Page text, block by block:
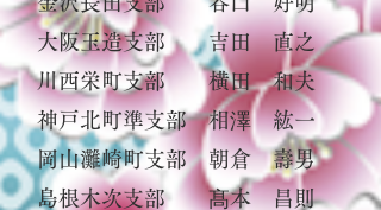
大阪玉造支部 吉田 直之
川西栄町支部 横田 和夫
神戸北町準支部 相澤 紘一
岡山灘崎町支部 朝倉 壽男
島根木次支部 髙本 昌則